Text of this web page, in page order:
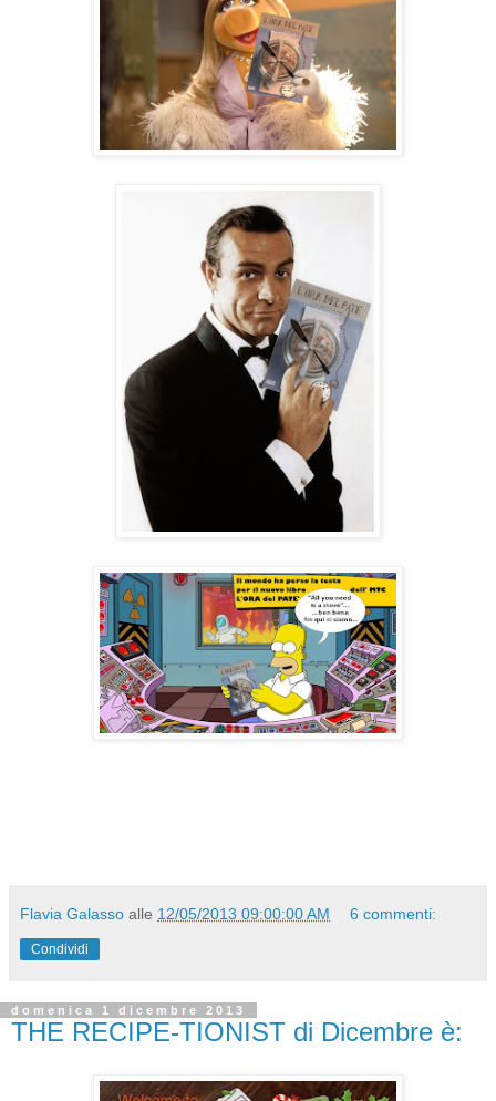
Flavia Galasso alle 12/05/2013 09:00:00 AM 6 commenti:
Condividi
domenica 1 dicembre 2013
THE RECIPE-TIONIST di Dicembre è: